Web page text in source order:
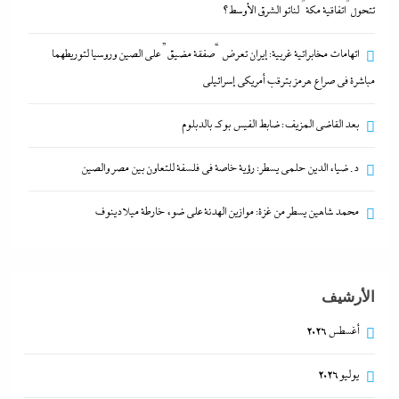
د. ضياء الدين حلمى يسطر: رؤية خاصة في فلسفة
للتعاون بين مصر والصين
الشرق الأوسط؟
تتحول”اتفاقية مكة” لناتو الشرق الأوسط؟
اتهامات مخابراتية غربية: إيران تعرض “صفقة مضيق” على الصين وروسيا لتوريطهما
مباشرة في صراع هرمز بترقب أمريكي إسرائيلى
بعد القاضي المزيف: ضابط الفيس بوك بالدبلوم
د. ضياء الدين حلمى يسطر: رؤية خاصة في فلسفة للتعاون بين مصر والصين
محمد شاهين يسطر من غزة: موازين الهدنة على ضوء خارطة ميلادينوف
الأرشيف
أغسطس 2026
يوليو 2026